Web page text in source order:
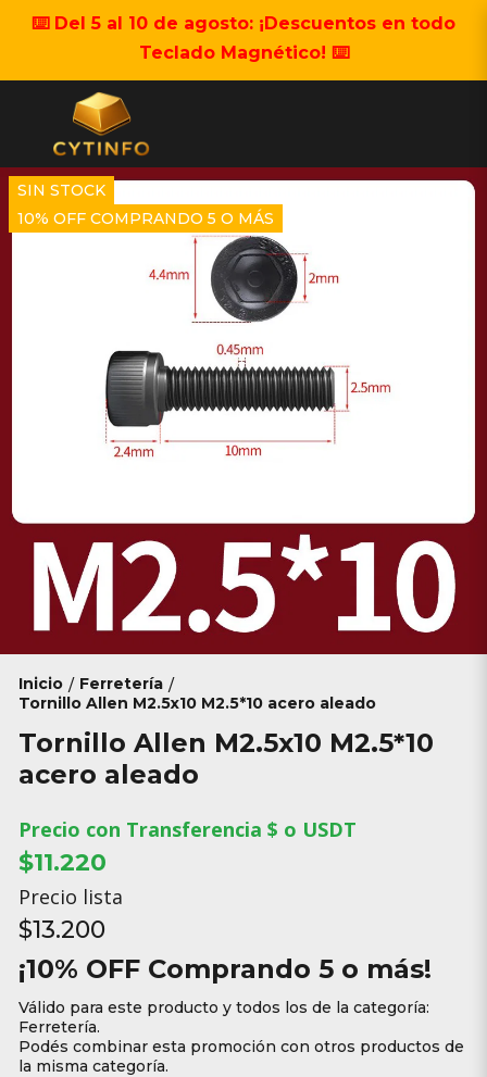
⌨️ Del 5 al 10 de agosto: ¡Descuentos en todo
Teclado Magnético! ⌨️
SIN STOCK
10% OFF COMPRANDO 5 O MÁS
Inicio / Ferretería /
Tornillo Allen M2.5x10 M2.5*10 acero aleado
Tornillo Allen M2.5x10 M2.5*10
acero aleado
Precio con Transferencia $ o USDT
$11.220
Precio lista
$13.200
¡10% OFF Comprando 5 o más!
Válido para este producto y todos los de la categoría:
Ferretería.
Podés combinar esta promoción con otros productos de
la misma categoría.